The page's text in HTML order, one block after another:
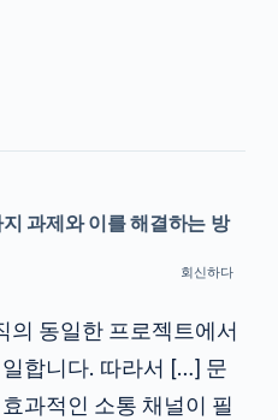
과제와 이를 해결하는 방
회신하다
동일한 프로젝트에서
합니다. 따라서 […] 문
과적인 소통 채널이 필